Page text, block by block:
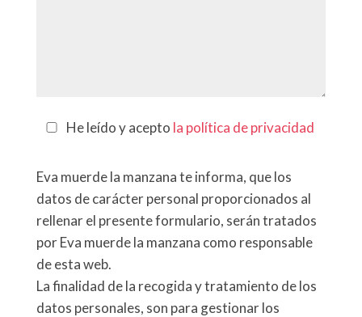
He leído y acepto la política de privacidad
Eva muerde la manzana te informa, que los
datos de carácter personal proporcionados al
rellenar el presente formulario, serán tratados
por Eva muerde la manzana como responsable
de esta web.
La finalidad de la recogida y tratamiento de los
datos personales, son para gestionar los